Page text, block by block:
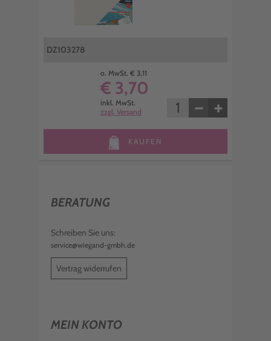
DZ103278
o. MwSt. € 3,11
€ 3,70
inkl. MwSt.
zzgl. Versand
− +
KAUFEN
BERATUNG
Schreiben Sie uns:
service@wiegand-gmbh.de
Vertrag widerrufen
MEIN KONTO